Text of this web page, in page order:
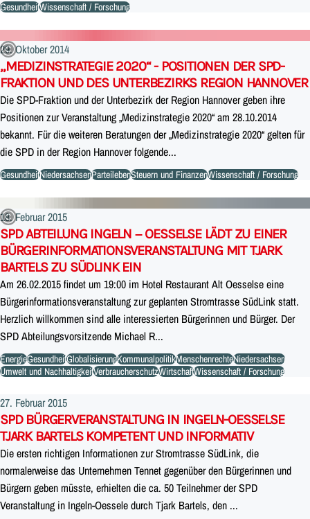
GesundheitWissenschaft / Forschung
29. Oktober 2014
„MEDIZINSTRATEGIE 2020“ - POSITIONEN DER SPD-
FRAKTION UND DES UNTERBEZIRKS REGION HANNOVER
Die SPD-Fraktion und der Unterbezirk der Region Hannover geben ihre
Positionen zur Veranstaltung „Medizinstrategie 2020“ am 28.10.2014
bekannt. Für die weiteren Beratungen der „Medizinstrategie 2020“ gelten für
die SPD in der Region Hannover folgende...
GesundheitNiedersachsenParteilebenSteuern und FinanzenWissenschaft / Forschung
18. Februar 2015
SPD ABTEILUNG INGELN – OESSELSE LÄDT ZU EINER
BÜRGERINFORMATIONSVERANSTALTUNG MIT TJARK
BARTELS ZU SÜDLINK EIN
Am 26.02.2015 findet um 19:00 im Hotel Restaurant Alt Oesselse eine
Bürgerinformationsveranstaltung zur geplanten Stromtrasse SüdLink statt.
Herzlich willkommen sind alle interessierten Bürgerinnen und Bürger. Der
SPD Abteilungsvorsitzende Michael R...
EnergieGesundheitGlobalisierungKommunalpolitikMenschenrechteNiedersachsen
Umwelt und NachhaltigkeitVerbraucherschutzWirtschaftWissenschaft / Forschung
27. Februar 2015
SPD BÜRGERVERANSTALTUNG IN INGELN-OESSELSE
TJARK BARTELS KOMPETENT UND INFORMATIV
Die ersten richtigen Informationen zur Stromtrasse SüdLink, die
normalerweise das Unternehmen Tennet gegenüber den Bürgerinnen und
Bürgern geben müsste, erhielten die ca. 50 Teilnehmer der SPD
Veranstaltung in Ingeln-Oessele durch Tjark Bartels, den ...